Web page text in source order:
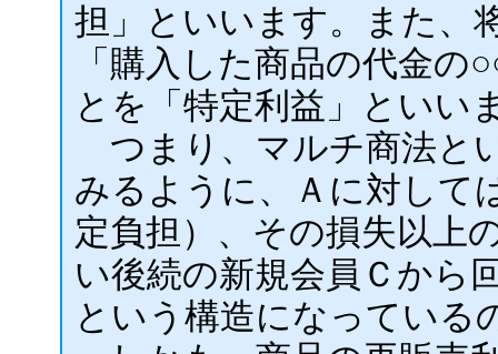
担」といいます。また、
「購入した商品の代金の
とを「特定利益」といい
つまり、マルチ商法と
みるように、Ａに対して
定負担）、その損失以上
い後続の新規会員Ｃから
という構造になっている